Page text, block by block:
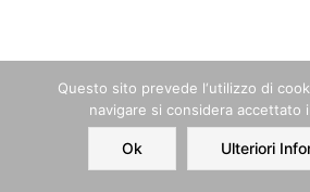
Home Order
Questo sito prevede l‘utilizzo di
navigare si considera accettato
Ok Ulteriori